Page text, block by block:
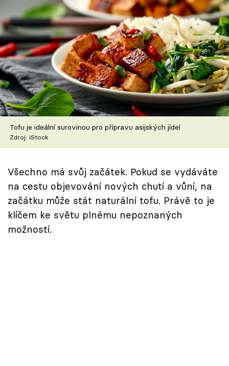
Články
TV Program
Škola vaření
Recepty z TV
Speciál: Cuketa
Těhotnej kuchař
Přihlášení
Sledujte nás
Tofu je ideální surovinou pro přípravu asijských jídel
Zdroj: iStock
Všechno má svůj začátek. Pokud se vydáváte
na cestu objevování nových chutí a vůní, na
začátku může stát naturální tofu. Právě to je
klíčem ke světu plnému nepoznaných
možností.